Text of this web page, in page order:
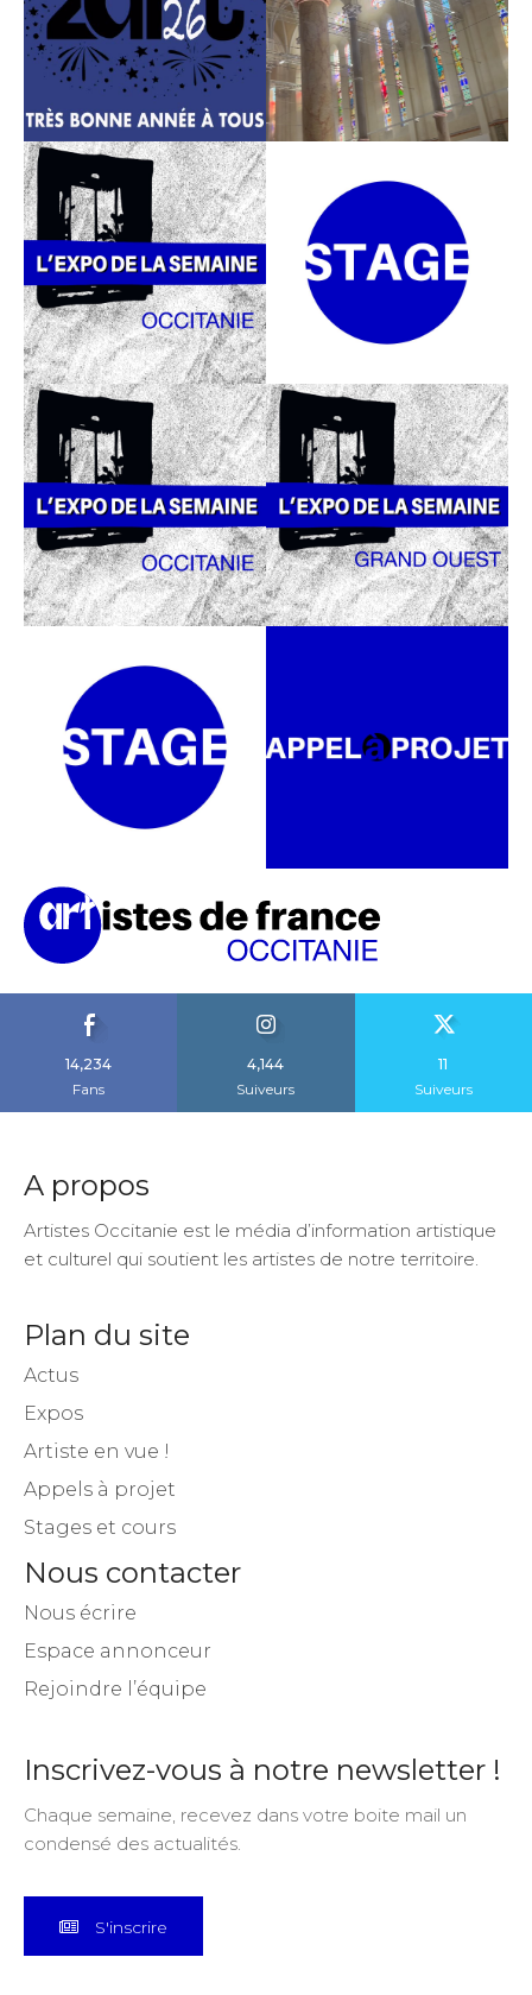
14,234
Fans
4,144
Suiveurs
11
Suiveurs
A propos
Artistes Occitanie est le média d’information artistique
et culturel qui soutient les artistes de notre territoire.
Plan du site
Actus
Expos
Artiste en vue !
Appels à projet
Stages et cours
Nous contacter
Nous écrire
Espace annonceur
Rejoindre l’équipe
Inscrivez-vous à notre newsletter !
Chaque semaine, recevez dans votre boite mail un
condensé des actualités.
S'inscrire